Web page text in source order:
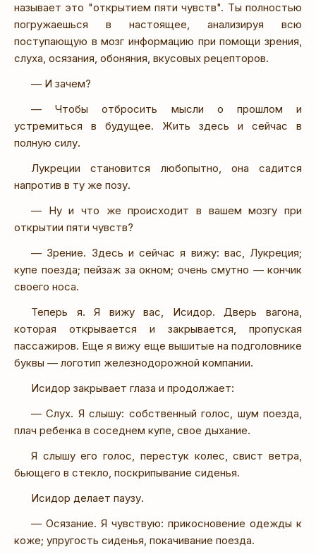
называет это "открытием пяти чувств". Ты полностью
погружаешься в настоящее, анализируя всю
поступающую в мозг информацию при помощи зрения,
слуха, осязания, обоняния, вкусовых рецепторов.
— И зачем?
— Чтобы отбросить мысли о прошлом и
устремиться в будущее. Жить здесь и сейчас в
полную силу.
Лукреции становится любопытно, она садится
напротив в ту же позу.
— Ну и что же происходит в вашем мозгу при
открытии пяти чувств?
— Зрение. Здесь и сейчас я вижу: вас, Лукреция;
купе поезда; пейзаж за окном; очень смутно — кончик
своего носа.
Теперь я. Я вижу вас, Исидор. Дверь вагона,
которая открывается и закрывается, пропуская
пассажиров. Еще я вижу еще вышитые на подголовнике
буквы — логотип железнодорожной компании.
Исидор закрывает глаза и продолжает:
— Слух. Я слышу: собственный голос, шум поезда,
плач ребенка в соседнем купе, свое дыхание.
Я слышу его голос, перестук колес, свист ветра,
бьющего в стекло, поскрипывание сиденья.
Исидор делает паузу.
— Осязание. Я чувствую: прикосновение одежды к
коже; упругость сиденья, покачивание поезда.